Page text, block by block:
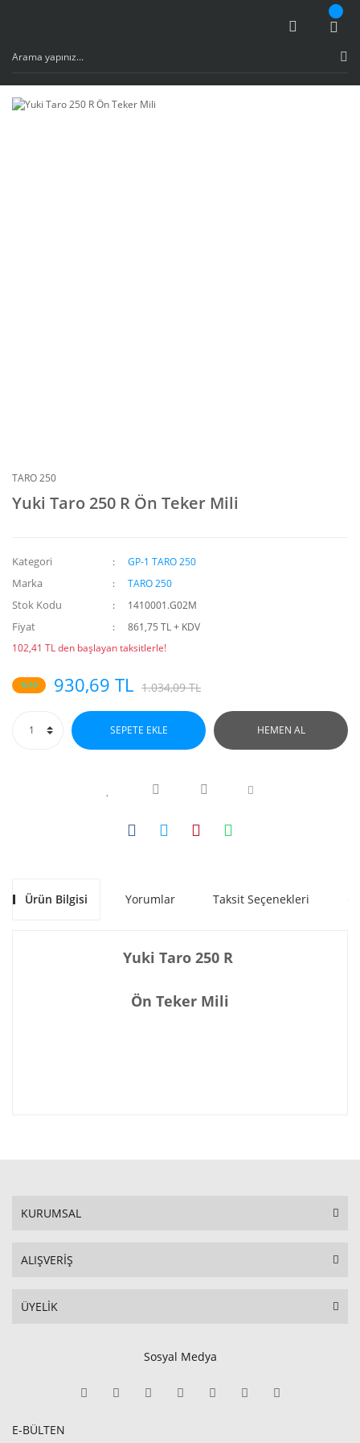
TARO 250
Yuki Taro 250 R Ön Teker Mili
Kategori GP-1 TARO 250
Marka TARO 250
Stok Kodu 1410001.G02M
Fiyat
861,75 TL + KDV
102,41 TL den başlayan taksitlerle!
%10 930,69 TL 1.034,09 TL
SEPETE EKLE HEMEN AL
Ürün Bilgisi Yorumlar Taksit Seçenekleri
Yuki Taro 250 R
Ön Teker Mili
KURUMSAL
ALIŞVERİŞ
ÜYELİK
Sosyal Medya
E-BÜLTEN